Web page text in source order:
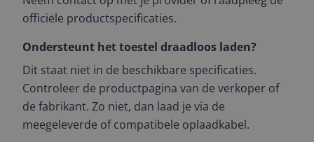
officiële productspecificaties.
Ondersteunt het toestel draadloos laden?
Dit staat niet in de beschikbare specificaties.
Controleer de productpagina van de verkoper of
de fabrikant. Zo niet, dan laad je via de
meegeleverde of compatibele oplaadkabel.